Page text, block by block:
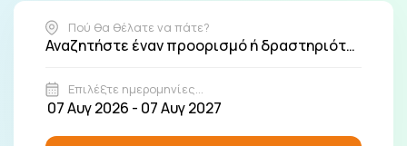
Πού θα θέλατε να πάτε?
Αναζητήστε έναν προορισμό ή δραστηριότητα
Επιλέξτε ημερομηνίες...